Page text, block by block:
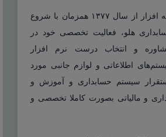
شرکت مشاوره هاله افزار از سال ۱۳۷۷ همزمان با شروع
هلو، فعالیت تخصصی خود در
و انتخاب درست نرم افزار
اطلاعاتی و لوازم جانبی مورد
سیستم حسابداری و آموزش و
و مالیاتی بصورت کاملا تخصصی و